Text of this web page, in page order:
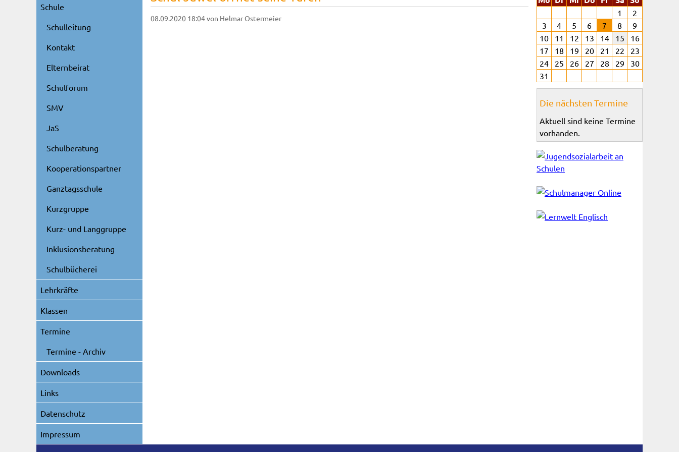
08.09.2020 18:04von Helmar Ostermeier
Schule
Schulleitung
Kontakt
Elternbeirat
Schulforum
SMV
JaS
Schulberatung
Kooperationspartner
Ganztagsschule
Kurzgruppe
Kurz- und Langgruppe
Inklusionsberatung
Schulbücherei
Lehrkräfte
Klassen
Termine
Termine - Archiv
Downloads
Links
Datenschutz
Impressum
1
2
3
4 5 6 7 8
9
10
11 12 13 14 15
16
17
18 19 20 21 22
23
24
25 26 27 28 29
30
31
Die nächsten Termine
Aktuell sind keine Termine
vorhanden.